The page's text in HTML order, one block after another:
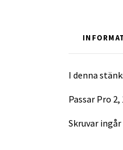
I denna
Passar Pro
Skruvar